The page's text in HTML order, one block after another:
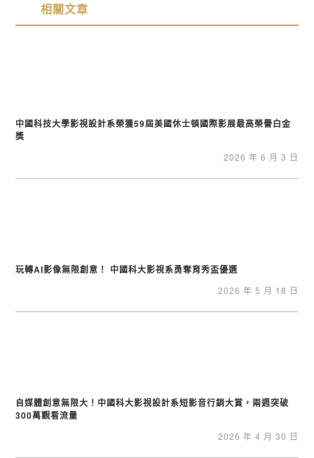
相關文章
中國科技大學影視設計系榮獲59屆美國休士頓國際影展最高榮譽白金
獎
2026 年 6 月 3 日
玩轉AI影像無限創意！ 中國科大影視系勇奪育秀盃優選
2026 年 5 月 18 日
自媒體創意無限大！中國科大影視設計系短影音行銷大賞，兩週突破
300萬觀看流量
2026 年 4 月 30 日